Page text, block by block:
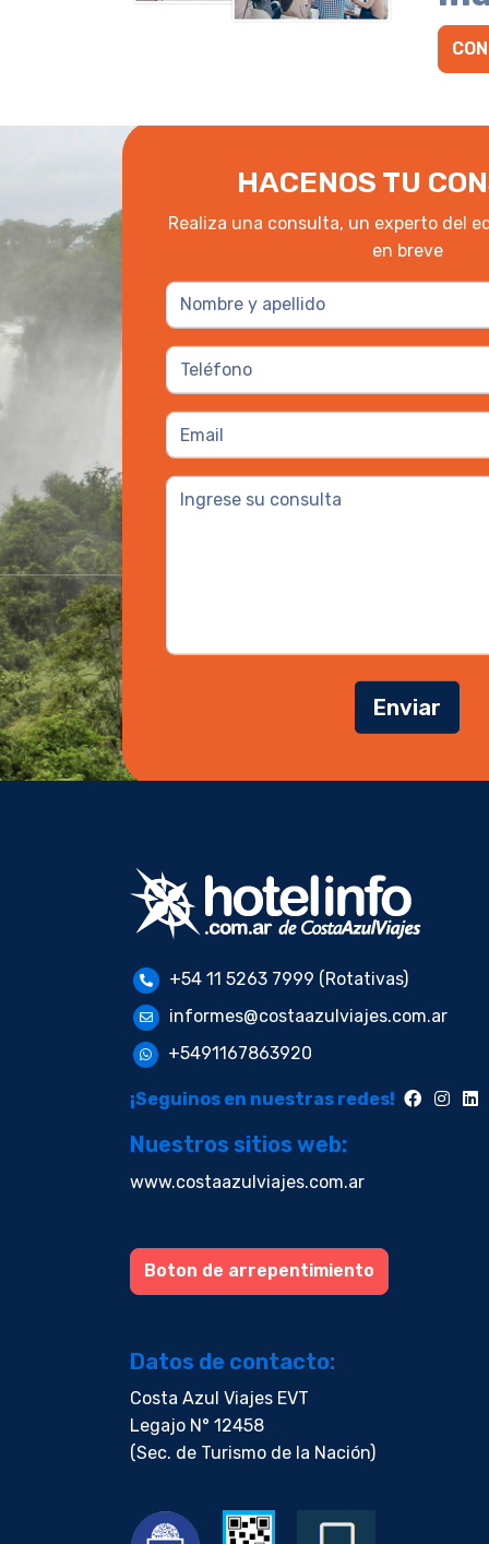
HACENOS TU
Realiza una consulta, un experto del
en breve
Enviar
+54 11 5263 7999 (Rotativas)
informes@costaazulviajes.com.ar
+5491167863920
¡Seguinos en nuestras redes!
Nuestros sitios web:
www.costaazulviajes.com.ar
Boton de arrepentimiento
Datos de contacto:
Costa Azul Viajes EVT
Legajo N° 12458
(Sec. de Turismo de la Nación)